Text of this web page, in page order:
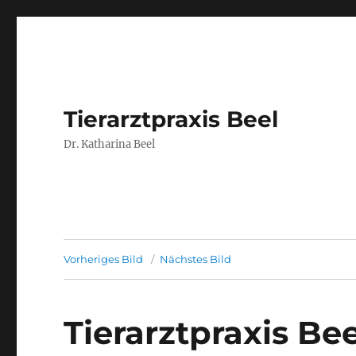
Tierarztpraxis Beel
Dr. Katharina Beel
Vorheriges Bild Nächstes Bild
Tierarztpraxis